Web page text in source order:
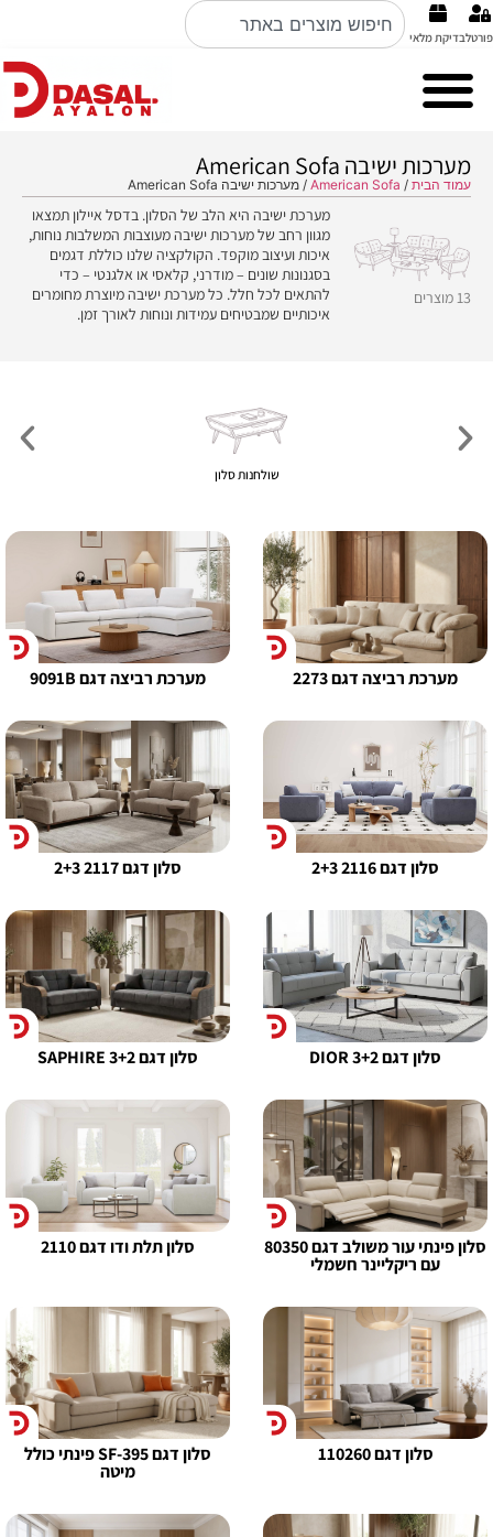
פורטלבדיקת מלאי
מערכות ישיבה American Sofa
עמוד הבית /
American Sofa / מערכות ישיבה American Sofa
13 מוצרים
מערכת ישיבה היא הלב של הסלון. בדסל איילון תמצאו
מגוון רחב של מערכות ישיבה מעוצבות המשלבות נוחות,
איכות ועיצוב מוקפד. הקולקציה שלנו כוללת דגמים
בסגנונות שונים – מודרני, קלאסי או אלגנטי – כדי
להתאים לכל חלל. כל מערכת ישיבה מיוצרת מחומרים
איכותיים שמבטיחים עמידות ונוחות לאורך זמן.
שולחנות סלון
מערכת רביצה דגם 2273 מערכת רביצה דגם 9091B
סלון דגם 2116 2+3 סלון דגם 2117 2+3
סלון דגם DIOR 3+2 סלון דגם SAPHIRE 3+2
סלון פינתי עור משולב דגם 80350
עם ריקליינר חשמלי
סלון תלת ודו דגם 2110
סלון דגם 110260 סלון דגם SF-395 פינתי כולל
מיטה